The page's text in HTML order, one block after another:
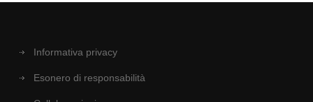
Informativa privacy
Esonero di responsabilità